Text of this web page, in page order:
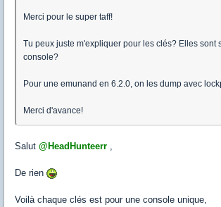
Merci pour le super taff!
Tu peux juste m'expliquer pour les clés? Elles sont
console?
Pour une emunand en 6.2.0, on les dump avec
Merci d'avance!
Salut @HeadHunteerr
De rien
Voilà chaque clés est pour une console unique,